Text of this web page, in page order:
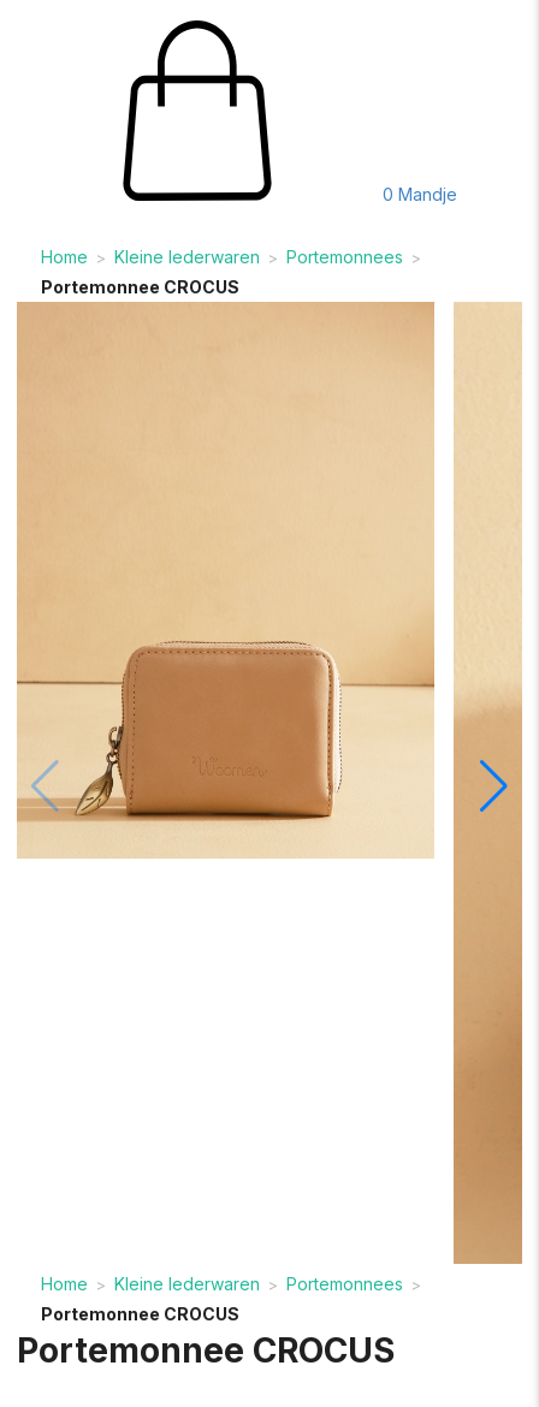
0 Mandje
Home > Kleine lederwaren > Portemonnees >
Portemonnee CROCUS
Home > Kleine lederwaren > Portemonnees >
Portemonnee CROCUS
Portemonnee CROCUS